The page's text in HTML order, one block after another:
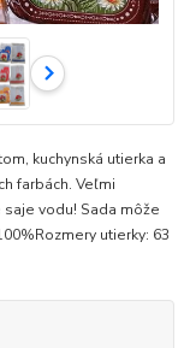
kuchynská utierka a
farbách. Veľmi
vodu! Sada môže
utierky: 63